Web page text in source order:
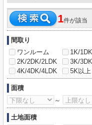
1件が該当
間取り
ワンルーム
1K/
2K/2DK/2LDK
3K/
4K/4DK/4LDK
5K以上
面積
～
土地面積